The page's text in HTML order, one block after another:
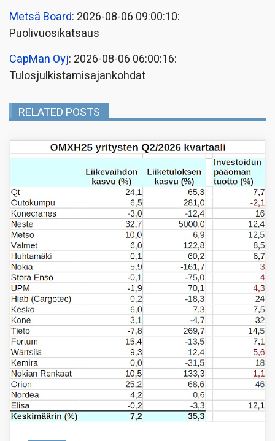
Metsä Board: 2026-08-06 09:00:10:
Puolivuosikatsaus
CapMan Oyj: 2026-08-06 06:00:16:
Tulosjulkistamisajankohdat
RELATED POSTS